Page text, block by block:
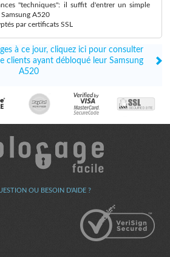
"techniques": il suffit d'entrer un simple
A520
par certificats SSL
à ce jour, cliquez ici pour consulter
clients ayant débloqué leur Samsung
A520
OU BESOIN D'AIDE ?